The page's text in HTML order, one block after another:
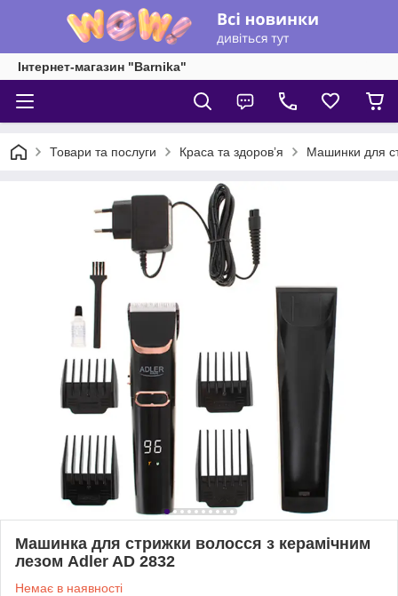
Інтернет-магазин "Barnika"
Товари та послуги Краса та здоровʼя Машинки для
Машинка для стрижки волосся з керамічним
лезом Adler AD 2832
Немає в наявності